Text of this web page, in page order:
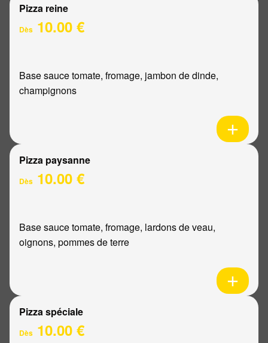
Pizza reine
Dès 10.00 €
Base sauce tomate, fromage, jambon de dinde,
champignons
Pizza paysanne
Dès 10.00 €
Base sauce tomate, fromage, lardons de veau,
oignons, pommes de terre
Pizza spéciale
Dès 10.00 €